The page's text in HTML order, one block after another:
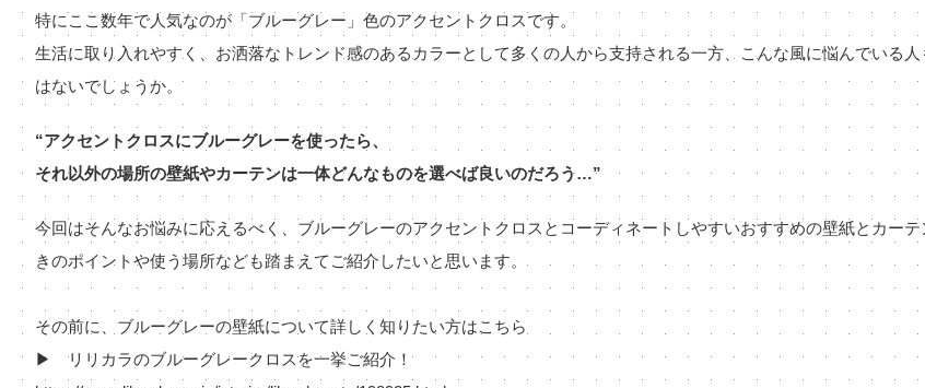
特にここ数年で人気なのが「ブルーグレー」色のアクセントクロスです。
生活に取り入れやすく、お洒落なトレンド感のあるカラーとして多くの人から支持される一方、こんな風に悩んでいる
はないでしょうか。
“アクセントクロスにブルーグレーを使ったら、
それ以外の場所の壁紙やカーテンは一体どんなものを選べば良いのだろう…”
今回はそんなお悩みに応えるべく、ブルーグレーのアクセントクロスとコーディネートしやすいおすすめの壁紙とカーテ
きのポイントや使う場所なども踏まえてご紹介したいと思います。
その前に、ブルーグレーの壁紙について詳しく知りたい方はこちら
▶ リリカラのブルーグレークロスを一挙ご紹介！